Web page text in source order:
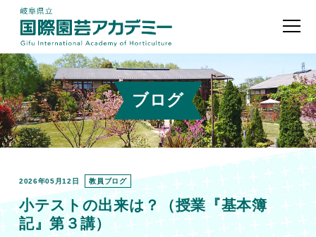
ブログ
2026年05月12日 教員ブログ
小テストの出来は？（授業『基本簿
記』第３講）